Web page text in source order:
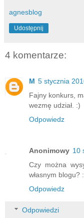
agnesblog
Udostępnij
4 komentarze:
M 5 stycznia
Fajny konkurs,
wezmę udział. :)
Odpowiedz
Anonimowy 10
Czy można
własnym blogu?
Odpowiedz
Odpowiedzi